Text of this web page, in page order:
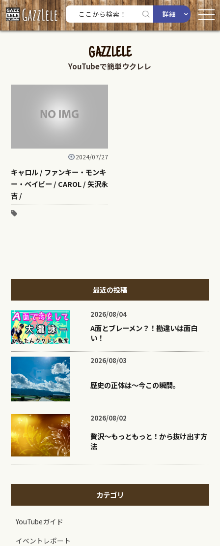
詳細
GAZZLELE
YouTubeで簡単ウクレレ
2024/07/27
キャロル / ファンキー・モンキ
ー・ベイビー / CAROL / 矢沢永
吉 /
最近の投稿
2026/08/04
A面とブレーメン？！勘違いは面白
い！
2026/08/03
歴史の正体は〜今この瞬間。
2026/08/02
贅沢〜もっともっと！から抜け出す方
法
カテゴリ
YouTubeガイド
イベントレポート